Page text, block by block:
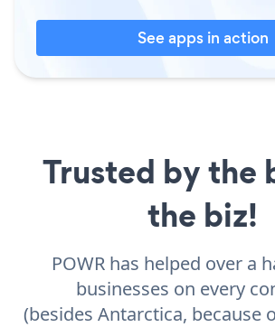
See apps in action
Trusted by the
the biz!
POWR has helped over a
businesses on every
(besides Antarctica, because